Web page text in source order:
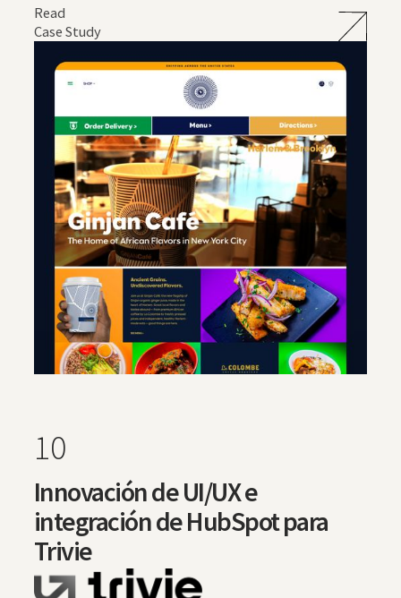
Read
Case Study
10
Innovación de UI/UX e
integración de HubSpot para
Trivie